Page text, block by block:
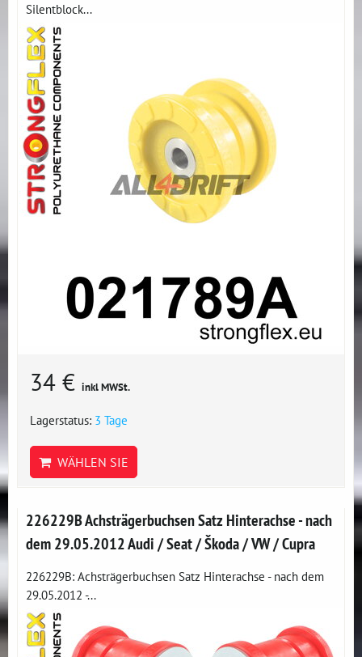
Silentblock...
34 € inkl MWSt.
Lagerstatus: 3 Tage
WÄHLEN SIE
226229B Achsträgerbuchsen Satz Hinterachse - nach
dem 29.05.2012 Audi / Seat / Škoda / VW / Cupra
226229B: Achsträgerbuchsen Satz Hinterachse - nach dem
29.05.2012 -...